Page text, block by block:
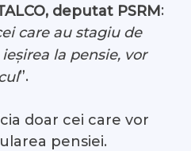
deputat PSRM:
care au stagiu de
la pensie, vor
”.
doar cei care vor
pensiei.